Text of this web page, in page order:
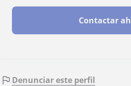
Contactar
Denunciar este perfil